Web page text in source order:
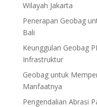
Wilayah Jakarta
Penerapan Geobag
Bali
Keunggulan Geobag
Infrastruktur
Geobag untuk
Manfaatnya
Pengendalian Abrasi